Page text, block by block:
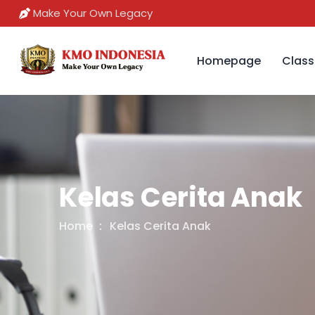
Make Your Own Legacy
Homepage Class
Kelas Cerita Anak
Home Kelas Cerita Anak